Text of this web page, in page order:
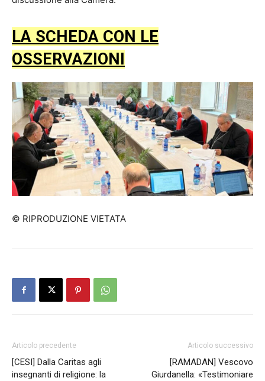
LA SCHEDA CON LE
OSSERVAZIONI
© RIPRODUZIONE VIETATA
Articolo precedente
[CESI] Dalla Caritas agli
insegnanti di religione: la
Articolo successivo
[RAMADAN] Vescovo
Giurdanella: «Testimoniare